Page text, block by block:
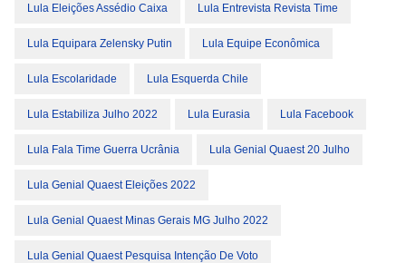
Lula Eleições Assédio Caixa Lula Entrevista Revista Time
Lula Equipara Zelensky Putin Lula Equipe Econômica
Lula Escolaridade Lula Esquerda Chile
Lula Estabiliza Julho 2022 Lula Eurasia Lula Facebook
Lula Fala Time Guerra Ucrânia Lula Genial Quaest 20 Julho
Lula Genial Quaest Eleições 2022
Lula Genial Quaest Minas Gerais MG Julho 2022
Lula Genial Quaest Pesquisa Intenção De Voto